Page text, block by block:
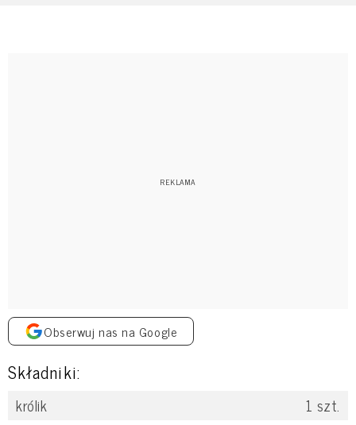
Obserwuj nas na Google
Składniki:
królik 1 szt.